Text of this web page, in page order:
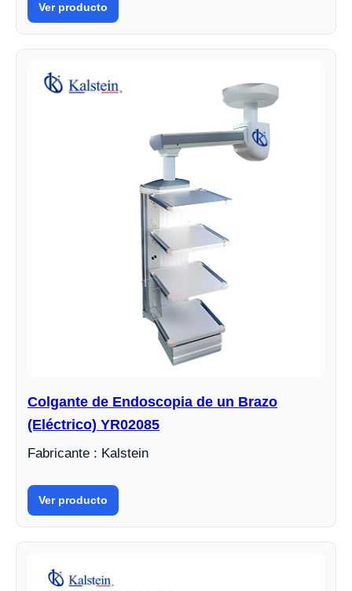
Ver producto
Colgante de Endoscopia de un Brazo
(Eléctrico) YR02085
Fabricante : Kalstein
Ver producto